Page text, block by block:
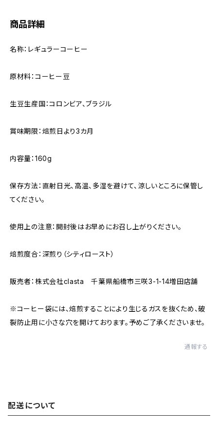
商品詳細
名称：レギュラーコーヒー
原材料：コーヒー豆
生豆生産国：コロンビア、ブラジル
賞味期限：焙煎日より3カ月
内容量：160g
保存方法：直射日光、高温、多湿を避けて、涼しいところに保管し
てください。
使用上の注意：開封後はお早めにお召し上がりください。
焙煎度合：深煎り（シティロースト）
販売者：株式会社clasta 千葉県船橋市三咲3-1-14増田店舗
※コーヒー袋には、焙煎することにより生じるガスを抜くため、破
裂防止用に小さな穴を開けております。予めご了承くださいませ。
通報する
配送について